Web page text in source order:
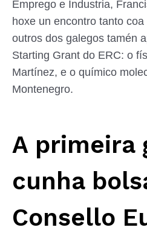
Emprego e Industria,
hoxe un encontro tanto
outros dos galegos tamén
Starting Grant do ERC: o
Martínez, e o químico
Montenegro.
A primeira
cunha
Consello